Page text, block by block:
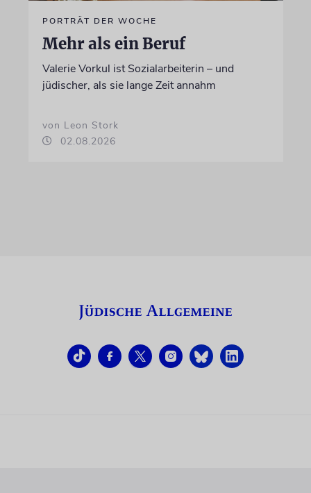
PORTRÄT DER WOCHE
Mehr als ein Beruf
Valerie Vorkul ist Sozialarbeiterin – und
jüdischer, als sie lange Zeit annahm
von Leon Stork
02.08.2026